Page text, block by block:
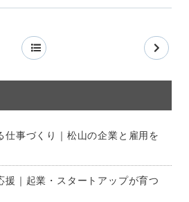
仕事づくり｜松山の企業と雇用を
援｜起業・スタートアップが育つ